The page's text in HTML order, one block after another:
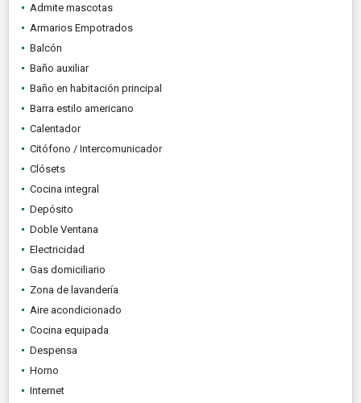
Admite mascotas
Armarios Empotrados
Balcón
Baño auxiliar
Baño en habitación principal
Barra estilo americano
Calentador
Citófono / Intercomunicador
Clósets
Cocina integral
Depósito
Doble Ventana
Electricidad
Gas domiciliario
Zona de lavandería
Aire acondicionado
Cocina equipada
Despensa
Horno
Internet